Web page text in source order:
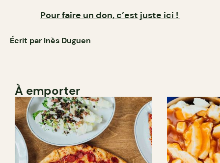
Pour faire un don, c’est juste ici !
Écrit par Inès Duguen
À emporter